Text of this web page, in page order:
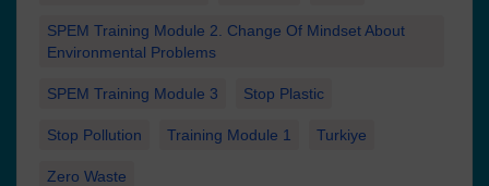
SPEM Training Module 2. Change Of Mindset About
Environmental Problems
SPEM Training Module 3 Stop Plastic
Stop Pollution Training Module 1 Turkiye
Zero Waste